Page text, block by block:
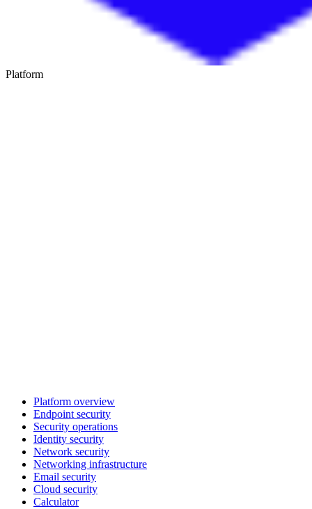
Platform
Platform overview
Endpoint security
Security operations
Identity security
Network security
Networking infrastructure
Email security
Cloud security
Calculator